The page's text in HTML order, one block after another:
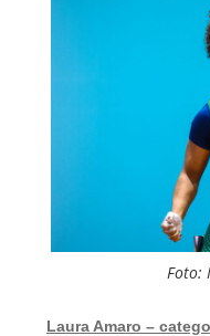
Foto:
Laura Amaro –